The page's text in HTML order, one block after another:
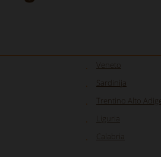
Veneto
Sardinija
Trentino Alto Adige
Liguria
Calabria